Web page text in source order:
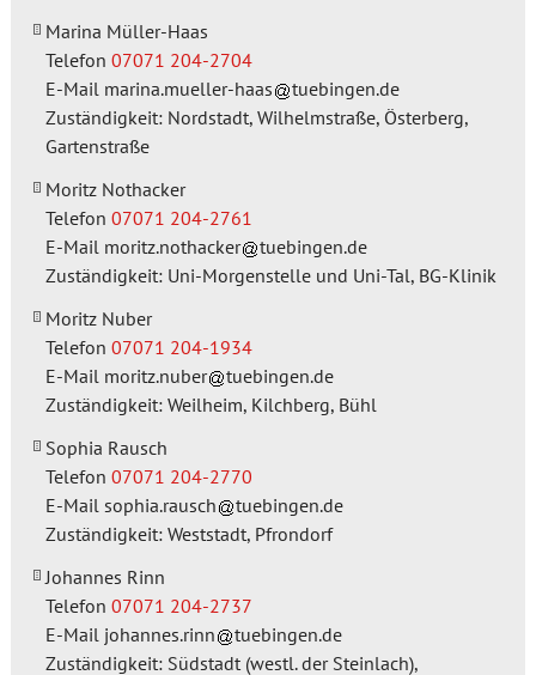
Marina Müller-Haas
Telefon 07071 204-2704
E-Mail marina.mueller-haas
tuebingen.de
Zuständigkeit: Nordstadt, Wilhelmstraße, Österberg,
Gartenstraße
Moritz Nothacker
Telefon 07071 204-2761
E-Mail moritz.nothacker
tuebingen.de
Zuständigkeit: Uni-Morgenstelle und Uni-Tal, BG-Klinik
Moritz Nuber
Telefon 07071 204-1934
E-Mail moritz.nuber
tuebingen.de
Zuständigkeit: Weilheim, Kilchberg, Bühl
Sophia Rausch
Telefon 07071 204-2770
E-Mail sophia.rausch
tuebingen.de
Zuständigkeit: Weststadt, Pfrondorf
Johannes Rinn
Telefon 07071 204-2737
E-Mail johannes.rinn
tuebingen.de
Zuständigkeit: Südstadt (westl. der Steinlach),